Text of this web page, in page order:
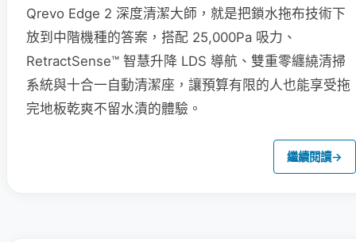
Qrevo Edge 2 深度清潔大師，就是把鎖水拖布技術下
放到中階機種的答案，搭配 25,000Pa 吸力、
RetractSense™ 智慧升降 LDS 導航、雙重零纏繞清掃
系統與十合一自動清潔座，讓預算有限的人也能享受拖
完地板乾爽不留水漬的體驗。
繼續閱讀→